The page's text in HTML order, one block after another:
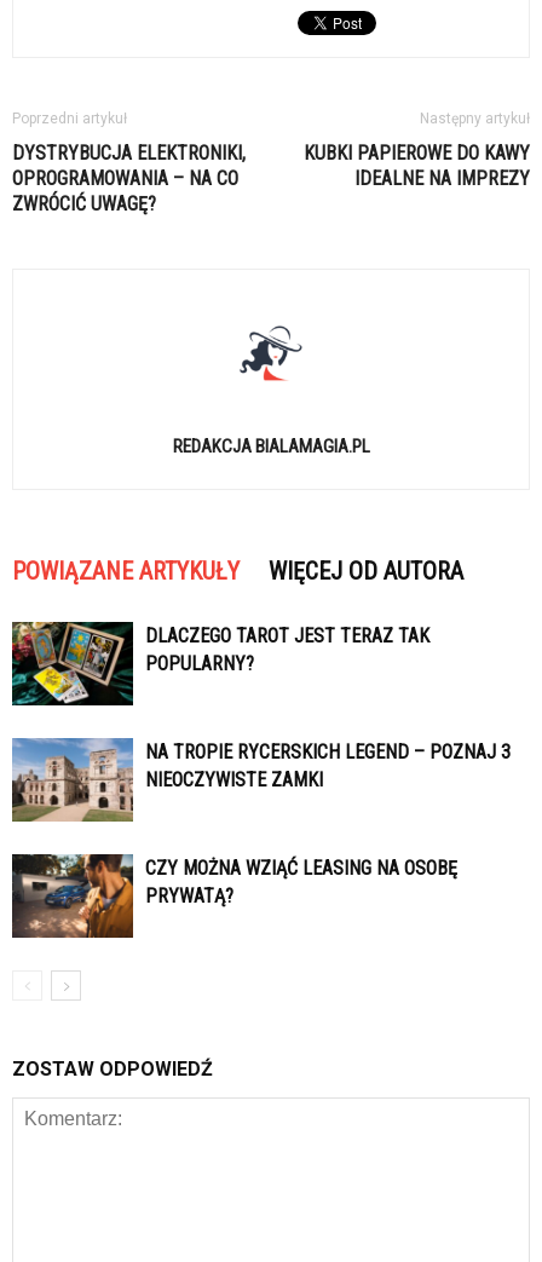
Poprzedni artykuł
DYSTRYBUCJA ELEKTRONIKI,
OPROGRAMOWANIA – NA CO
ZWRÓCIĆ UWAGĘ?
Następny artykuł
KUBKI PAPIEROWE DO KAWY
IDEALNE NA IMPREZY
REDAKCJA BIALAMAGIA.PL
POWIĄZANE ARTYKUŁY WIĘCEJ OD AUTORA
DLACZEGO TAROT JEST TERAZ TAK
POPULARNY?
NA TROPIE RYCERSKICH LEGEND – POZNAJ 3
NIEOCZYWISTE ZAMKI
CZY MOŻNA WZIĄĆ LEASING NA OSOBĘ
PRYWATĄ?
ZOSTAW ODPOWIEDŹ